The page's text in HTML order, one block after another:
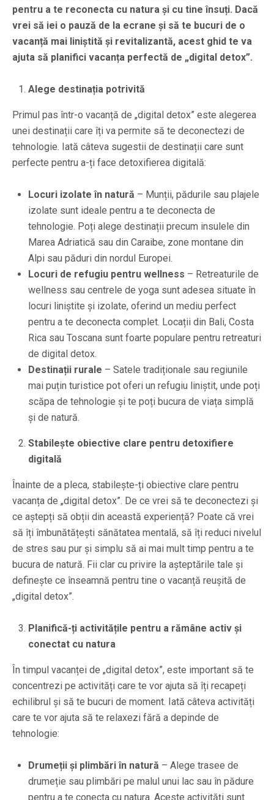
pentru a te reconecta cu natura și cu tine însuți. Dacă
vrei să iei o pauză de la ecrane și să te bucuri de o
vacanță mai liniștită și revitalizantă, acest ghid te va
ajuta să planifici vacanța perfectă de „digital detox”.
Alege destinația potrivită
Primul pas într-o vacanță de „digital detox” este alegerea
unei destinații care îți va permite să te deconectezi de
tehnologie. Iată câteva sugestii de destinații care sunt
perfecte pentru a-ți face detoxifierea digitală:
Locuri izolate în natură – Munții, pădurile sau plajele
izolate sunt ideale pentru a te deconecta de
tehnologie. Poți alege destinații precum insulele din
Marea Adriatică sau din Caraibe, zone montane din
Alpi sau păduri din nordul Europei.
Locuri de refugiu pentru wellness – Retreaturile de
wellness sau centrele de yoga sunt adesea situate în
locuri liniștite și izolate, oferind un mediu perfect
pentru a te deconecta complet. Locații din Bali, Costa
Rica sau Toscana sunt foarte populare pentru retreaturi
de digital detox.
Destinații rurale – Satele tradiționale sau regiunile
mai puțin turistice pot oferi un refugiu liniștit, unde poți
scăpa de tehnologie și te poți bucura de viața simplă
și de natură.
Stabilește obiective clare pentru detoxifiere
digitală
Înainte de a pleca, stabilește-ți obiective clare pentru
vacanța de „digital detox”. De ce vrei să te deconectezi și
ce aștepți să obții din această experiență? Poate că vrei
să îți îmbunătățești sănătatea mentală, să îți reduci nivelul
de stres sau pur și simplu să ai mai mult timp pentru a te
bucura de natură. Fii clar cu privire la așteptările tale și
definește ce înseamnă pentru tine o vacanță reușită de
„digital detox”.
Planifică-ți activitățile pentru a rămâne activ și
conectat cu natura
În timpul vacanței de „digital detox”, este important să te
concentrezi pe activități care te vor ajuta să îți recapeți
echilibrul și să te bucuri de moment. Iată câteva activități
care te vor ajuta să te relaxezi fără a depinde de
tehnologie:
Drumeții și plimbări în natură – Alege trasee de
drumeție sau plimbări pe malul unui lac sau în pădure
pentru a te conecta cu natura. Aceste activități sunt